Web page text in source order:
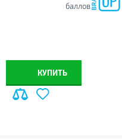
баллов
КУПИТЬ